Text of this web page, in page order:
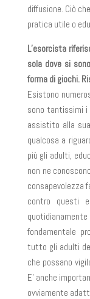
diffusione. Ciò
pratica utile o
L’esorcista
sola dove si
forma di giochi.
Esistono
sono tantissimi i
assistito alla
qualcosa a
più gli adulti,
non ne
consapevolezza
contro questi
fondamentale
tutto gli adulti
che possano
E’ anche
ovviamente